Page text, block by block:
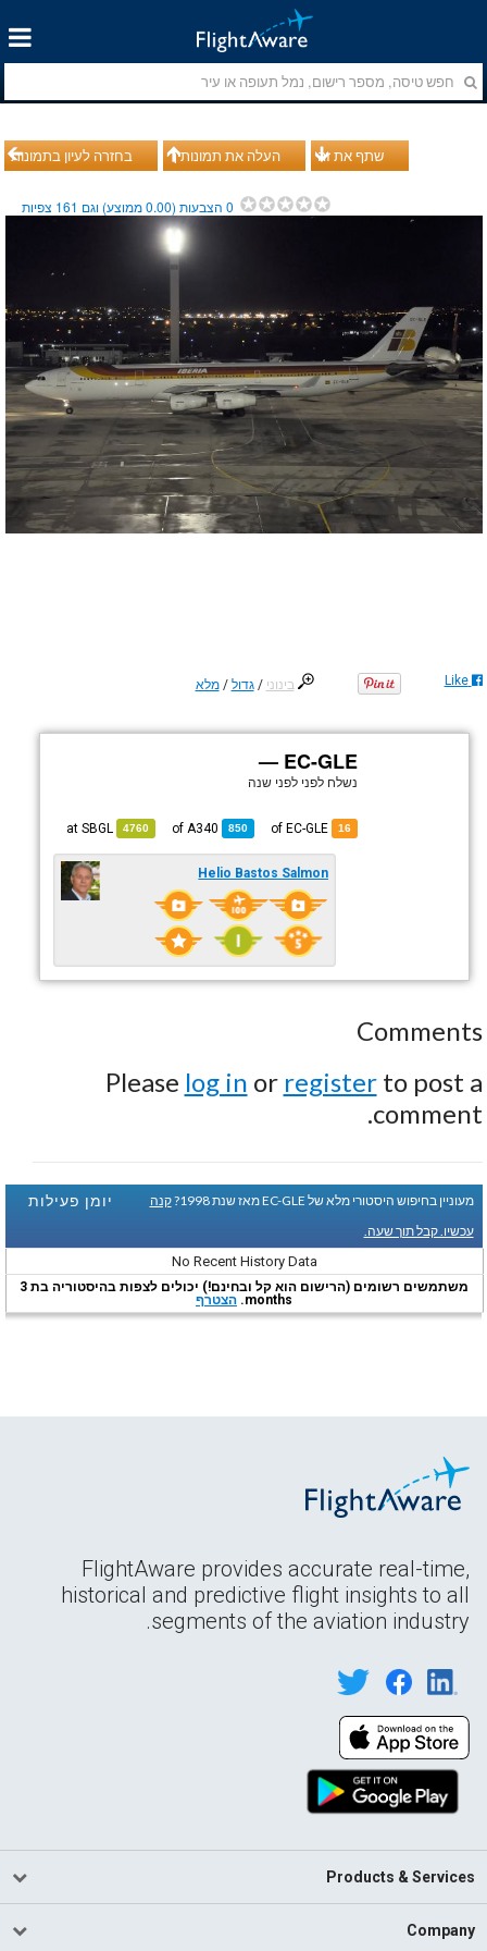
בחזרה לעיון בתמונות העלה את תמונותיך שתף את זה
0הצבעות (0.00ממוצע) וגם 161 צפיות
בינוני /גדול /מלא Like
EC-GLE —
נשלח לפני לפני שנה
16
850
A340
4760
SBGL
Helio Bastos Salmon
Comments
Please log in or registerto post a
comment.
יומן פעילות מעוניין בחיפוש היסטורי מלא של EC-GLE מאז שנת 1998?
קנה
עכשיו. קבל תוך שעה.
No Recent History Data
משתמשים רשומים (הרישום הוא קל ובחינם!) יכולים לצפות בהיסטוריה בת 3
months. הצטרף
FlightAware provides accurate real-time,
historical and predictive flight insights to all
segments of the aviation industry.
Products & Services
Company